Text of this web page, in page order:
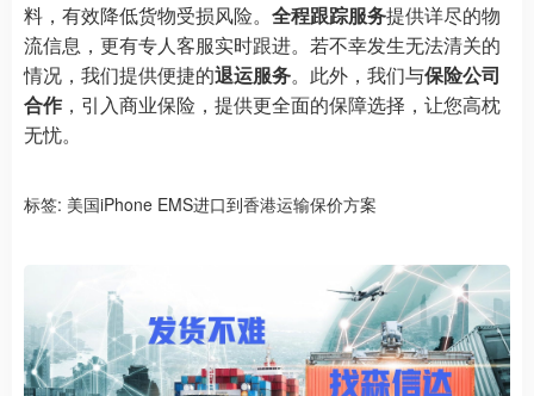
料，有效降低货物受损风险。 全程跟踪服务提供详尽的物
流信息，更有专人客服实时跟进。若不幸发生无法清关的
情况，我们提供便捷的退运服务。此外，我们与保险公司
合作 ，引入商业保险，提供更全面的保障选择，让您高枕
无忧。
标签: 美国iPhone EMS进口到香港运输保价方案